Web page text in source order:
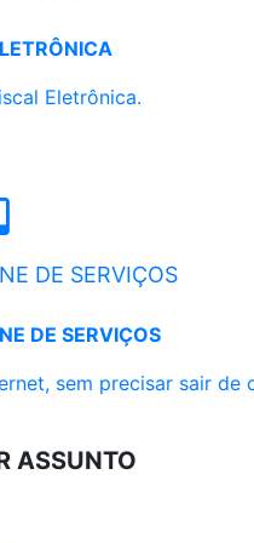
Eletrônica.
DE SERVIÇOS
DE SERVIÇOS
sem precisar sair de
ASSUNTO